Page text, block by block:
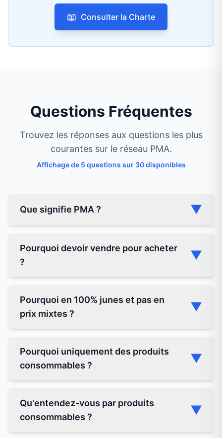
📖 Consulter la Charte
Questions Fréquentes
Trouvez les réponses aux questions les plus
courantes sur le réseau PMA.
Affichage de 5 questions sur 30disponibles
Que signifie PMA ? ▼
Pourquoi devoir vendre pour acheter
?
▼
Pourquoi en 100% junes et pas en
prix mixtes ?
▼
Pourquoi uniquement des produits
consommables ?
▼
Qu'entendez-vous par produits
consommables ?
▼